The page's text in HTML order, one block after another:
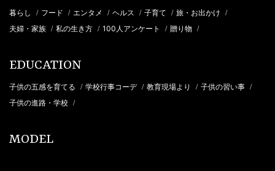
暮らし / フード / エンタメ / ヘルス / 子育て / 旅・お出かけ /
夫婦・家族 / 私の生き方 / 100人アンケート / 贈り物 /
EDUCATION
子供の五感を育てる / 学校行事コーデ / 教育現場より / 子供の習い事 /
子供の進路・学校 /
MODEL